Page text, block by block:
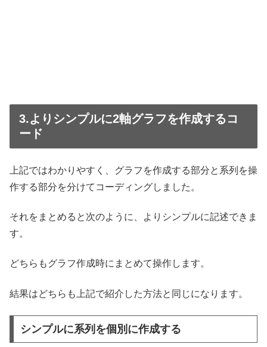
3.よりシンプルに2軸グラフを作成するコ
ード
上記ではわかりやすく、グラフを作成する部分と系列を操
作する部分を分けてコーディングしました。
それをまとめると次のように、よりシンプルに記述できま
す。
どちらもグラフ作成時にまとめて操作します。
結果はどちらも上記で紹介した方法と同じになります。
シンプルに系列を個別に作成する